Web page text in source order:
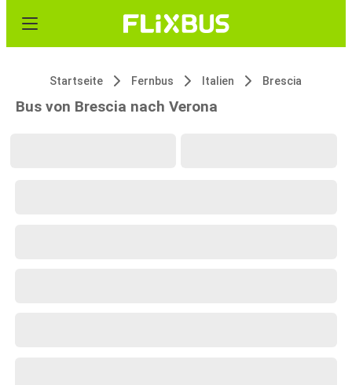
Startseite Fernbus Italien Brescia
Bus von Brescia nach Verona